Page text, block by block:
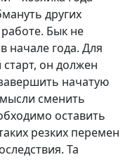
других
Бык не
начале года. Для
он должен
начатую
сменить
оставить
резких перемен
Та